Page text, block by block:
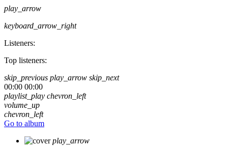
play_arrow
keyboard_arrow_right
Listeners:
Top listeners:
skip_previous play_arrow skip_next
00:00 00:00
playlist_play chevron_left
volume_up
chevron_left
Go to album
play_arrow